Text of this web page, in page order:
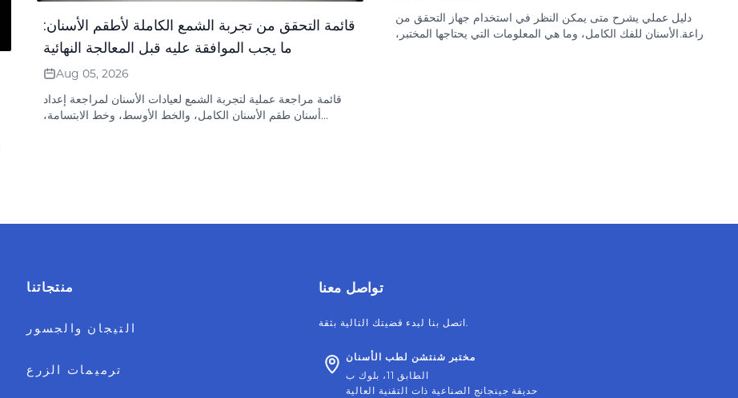
قائمة التحقق من تجربة الشمع الكاملة لأطقم الأسنان:
ما يجب الموافقة عليه قبل المعالجة النهائية
Aug 05, 2026
قائمة مراجعة عملية لتجربة الشمع لعيادات الأسنان لمراجعة إعداد
أسنان طقم الأسنان الكامل، والخط الأوسط، وخط الابتسامة،
دليل عملي يشرح متى يمكن النظر في استخدام جهاز التحقق من
زراعة الأسنان للفك الكامل، وما هي المعلومات التي يحتاجها المختبر،
منتجاتنا
التيجان والجسور
ترميمات الزرع
تواصل معنا
اتصل بنا لبدء قضيتك التالية بثقة.
مختبر شنتشن لطب الأسنان
الطابق 11، بلوك ب
حديقة جينجانج الصناعية ذات التقنية العالية